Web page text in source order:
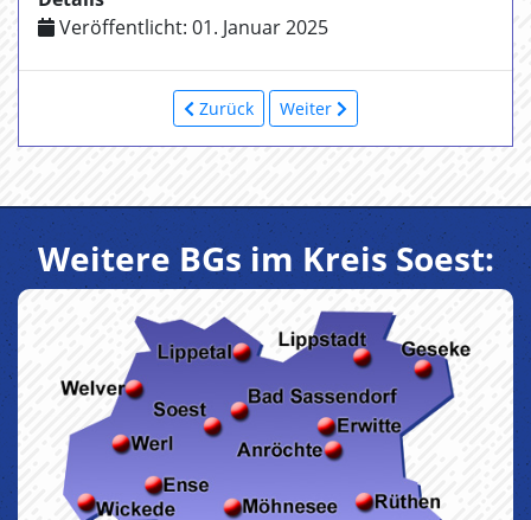
Veröffentlicht: 01. Januar 2025
Zurück Weiter
Weitere BGs im Kreis Soest: